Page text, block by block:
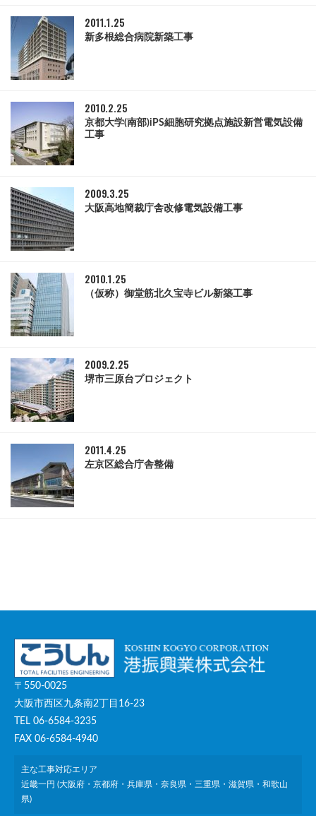
2011.1.25
新多根総合病院新築工事
2010.2.25
京都大学(南部)iPS細胞研究拠点施設新営電気設備
工事
2009.3.25
大阪高地簡裁庁舎改修電気設備工事
2010.1.25
（仮称）御堂筋北久宝寺ビル新築工事
2009.2.25
堺市三原台プロジェクト
2011.4.25
左京区総合庁舎整備
〒550-0025
大阪市西区九条南2丁目16-23
TEL 06-6584-3235
FAX 06-6584-4940
主な工事対応エリア
近畿一円 (大阪府・京都府・兵庫県・奈良県・三重県・滋賀県・和歌山
県)